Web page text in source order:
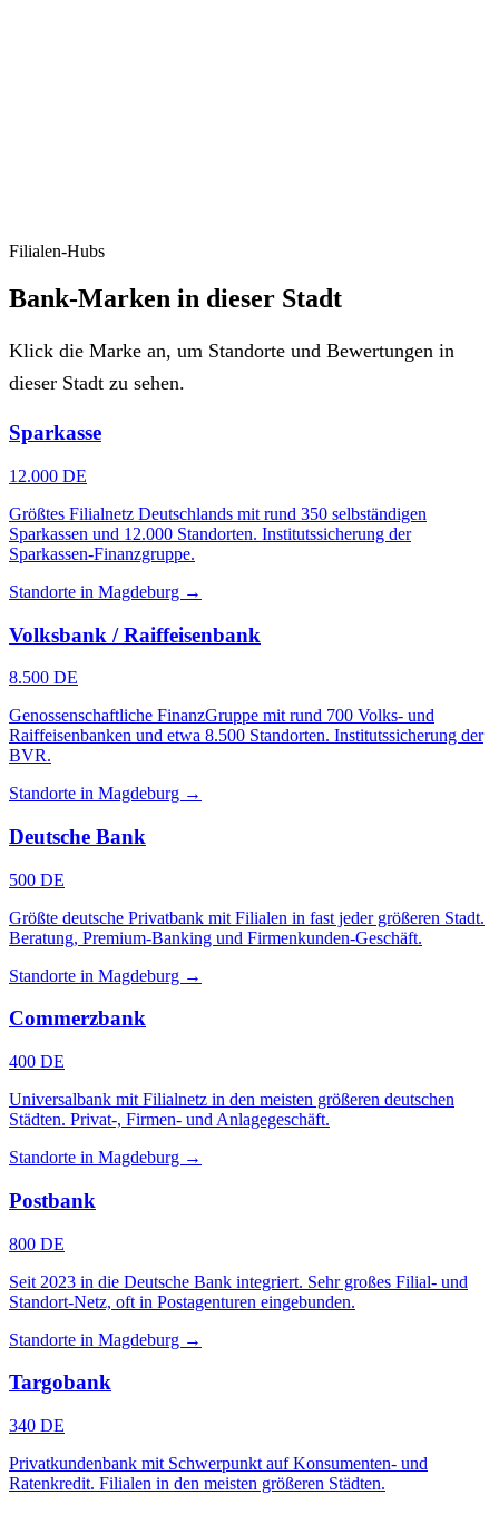
Filialen-Hubs
Bank-Marken in dieser Stadt
Klick die Marke an, um Standorte und Bewertungen in
dieser Stadt zu sehen.
Sparkasse
12.000 DE
Größtes Filialnetz Deutschlands mit rund 350 selbständigen
Sparkassen und 12.000 Standorten. Institutssicherung der
Sparkassen-Finanzgruppe.
Standorte in Magdeburg →
Volksbank / Raiffeisenbank
8.500 DE
Genossenschaftliche FinanzGruppe mit rund 700 Volks- und
Raiffeisenbanken und etwa 8.500 Standorten. Institutssicherung der
BVR.
Standorte in Magdeburg →
Deutsche Bank
500 DE
Größte deutsche Privatbank mit Filialen in fast jeder größeren Stadt.
Beratung, Premium-Banking und Firmenkunden-Geschäft.
Standorte in Magdeburg →
Commerzbank
400 DE
Universalbank mit Filialnetz in den meisten größeren deutschen
Städten. Privat-, Firmen- und Anlagegeschäft.
Standorte in Magdeburg →
Postbank
800 DE
Seit 2023 in die Deutsche Bank integriert. Sehr großes Filial- und
Standort-Netz, oft in Postagenturen eingebunden.
Standorte in Magdeburg →
Targobank
340 DE
Privatkundenbank mit Schwerpunkt auf Konsumenten- und
Ratenkredit. Filialen in den meisten größeren Städten.